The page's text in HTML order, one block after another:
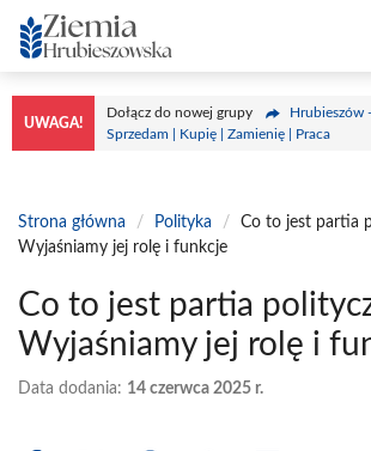
Przejdź
do
treści
UWAGA!
Dołącz do nowej grupy
Hrubieszów -
Sprzedam | Kupię | Zamienię | Praca
Strona główna / Polityka /
Co to jest partia
Wyjaśniamy jej rolę i funkcje
Co to jest partia
Wyjaśniamy jej rolę i
Data dodania: 14 czerwca 2025 r.